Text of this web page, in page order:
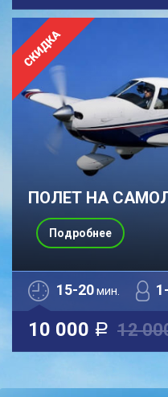
ПОЛЕТ НА
15-20мин.
10 000 a 12
Подробнее